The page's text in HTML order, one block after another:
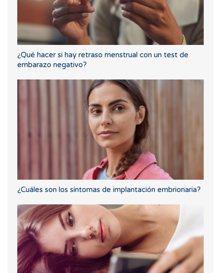
¿Qué hacer si hay retraso menstrual con un test de
embarazo negativo?
¿Cuáles son los síntomas de implantación embrionaria?